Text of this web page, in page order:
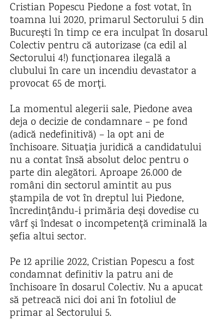
Cristian Popescu Piedone a fost votat, în
toamna lui 2020, primarul Sectorului 5 din
București în timp ce era inculpat în dosarul
Colectiv pentru că autorizase (ca edil al
Sectorului 4!) funcționarea ilegală a
clubului în care un incendiu devastator a
provocat 65 de morți.
La momentul alegerii sale, Piedone avea
deja o decizie de condamnare – pe fond
(adică nedefinitivă) – la opt ani de
închisoare. Situația juridică a candidatului
nu a contat însă absolut deloc pentru o
parte din alegători. Aproape 26.000 de
români din sectorul amintit au pus
ștampila de vot în dreptul lui Piedone,
încredințându-i primăria deși dovedise cu
vârf și îndesat o incompetență criminală la
șefia altui sector.
Pe 12 aprilie 2022, Cristian Popescu a fost
condamnat definitiv la patru ani de
închisoare în dosarul Colectiv. Nu a apucat
să petreacă nici doi ani în fotoliul de
primar al Sectorului 5.